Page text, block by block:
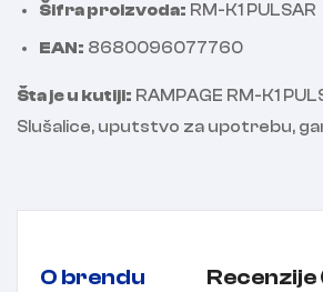
Šifra proizvoda: RM-K1 PULSAR
EAN: 8680096077760
Šta je u kutiji: RAMPAGE RM-K1
Slušalice, uputstvo za upotrebu,
O brendu Recenzije